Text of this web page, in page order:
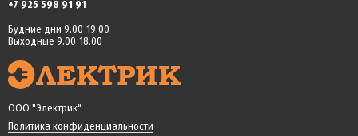
+7 925 598 91 91
Будние дни 9.00-19.00
Выходные 9.00-18.00
ООО "Электрик"
Политика конфиденциальности